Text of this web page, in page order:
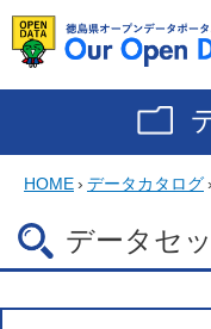
HOME› データカタログ›
データセ